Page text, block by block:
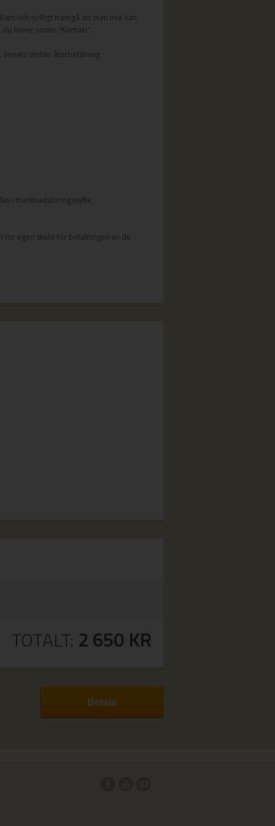
och tydligt framgå att man inte kan
finner under "Kontakt".
uteblir återbetalning.
i marknadsföringssyfte.
för egen skuld för betalningen av de
TOTALT: 2 650 KR